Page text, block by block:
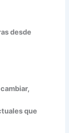
desde
que